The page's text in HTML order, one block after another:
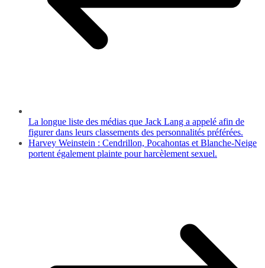
La longue liste des médias que Jack Lang a appelé afin de
figurer dans leurs classements des personnalités préférées.
Harvey Weinstein : Cendrillon, Pocahontas et Blanche-Neige
portent également plainte pour harcèlement sexuel.